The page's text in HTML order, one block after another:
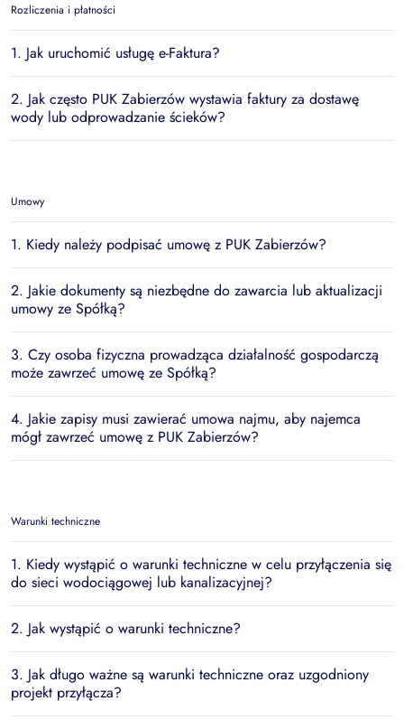
Rozliczenia i płatności
1. Jak uruchomić usługę e-Faktura?
2. Jak często PUK Zabierzów wystawia faktury za dostawę
wody lub odprowadzanie ścieków?
Umowy
1. Kiedy należy podpisać umowę z PUK Zabierzów?
2. Jakie dokumenty są niezbędne do zawarcia lub aktualizacji
umowy ze Spółką?
3. Czy osoba fizyczna prowadząca działalność gospodarczą
może zawrzeć umowę ze Spółką?
4. Jakie zapisy musi zawierać umowa najmu, aby najemca
mógł zawrzeć umowę z PUK Zabierzów?
Warunki techniczne
1. Kiedy wystąpić o warunki techniczne w celu przyłączenia się
do sieci wodociągowej lub kanalizacyjnej?
2. Jak wystąpić o warunki techniczne?
3. Jak długo ważne są warunki techniczne oraz uzgodniony
projekt przyłącza?